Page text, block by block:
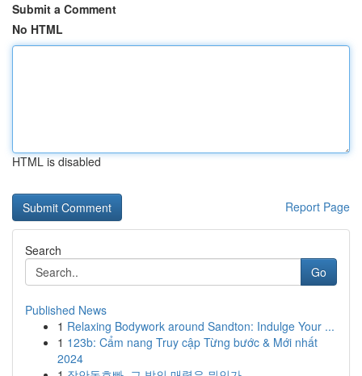
Submit a Comment
No HTML
HTML is disabled
Report Page
Search
Go
Published News
1 Relaxing Bodywork around Sandton: Indulge Your ...
1 123b: Cẩm nang Truy cập Từng bước & Mới nhất
2024